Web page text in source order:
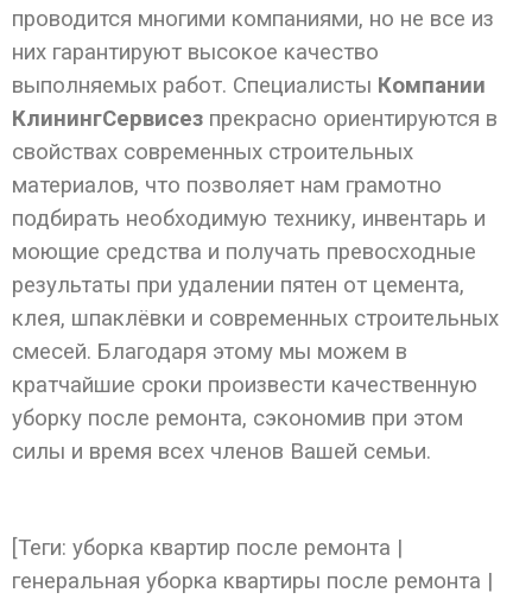
проводится многими компаниями, но не все из
них гарантируют высокое качество
выполняемых работ. Специалисты Компании
КлинингСервисез прекрасно ориентируются в
свойствах современных строительных
материалов, что позволяет нам грамотно
подбирать необходимую технику, инвентарь и
моющие средства и получать превосходные
результаты при удалении пятен от цемента,
клея, шпаклёвки и современных строительных
смесей. Благодаря этому мы можем в
кратчайшие сроки произвести качественную
уборку после ремонта, сэкономив при этом
силы и время всех членов Вашей семьи.
[Теги: уборка квартир после ремонта |
генеральная уборка квартиры после ремонта |